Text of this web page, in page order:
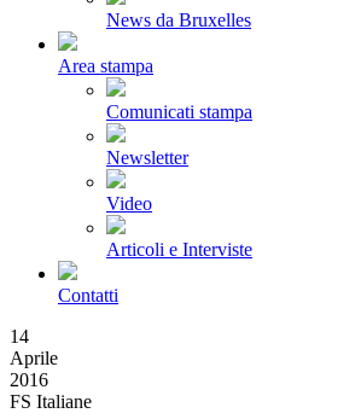
News da Bruxelles
Area stampa
Comunicati stampa
Newsletter
Video
Articoli e Interviste
Contatti
14
Aprile
2016
FS Italiane